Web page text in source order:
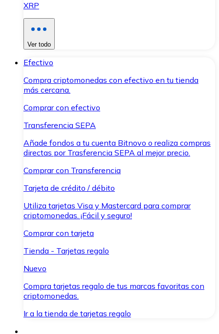
XRP
Ver todo
Efectivo
Compra criptomonedas con efectivo en tu tienda
más cercana.
Comprar con efectivo
Transferencia SEPA
Añade fondos a tu cuenta Bitnovo o realiza compras
directas por Trasferencia SEPA al mejor precio.
Comprar con Transferencia
Tarjeta de crédito / débito
Utiliza tarjetas Visa y Mastercard para comprar
criptomonedas. ¡Fácil y seguro!
Comprar con tarjeta
Tienda - Tarjetas regalo
Nuevo
Compra tarjetas regalo de tus marcas favoritas con
criptomonedas.
Ir a la tienda de tarjetas regalo